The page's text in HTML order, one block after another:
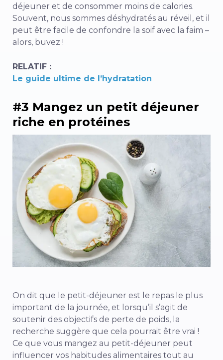
déjeuner et de consommer moins de calories.
Souvent, nous sommes déshydratés au réveil, et il
peut être facile de confondre la soif avec la faim –
alors, buvez !
RELATIF :
Le guide ultime de l’hydratation
#3 Mangez un petit déjeuner
riche en protéines
On dit que le petit-déjeuner est le repas le plus
important de la journée, et lorsqu’il s’agit de
soutenir des objectifs de perte de poids, la
recherche suggère que cela pourrait être vrai !
Ce que vous mangez au petit-déjeuner peut
influencer vos habitudes alimentaires tout au